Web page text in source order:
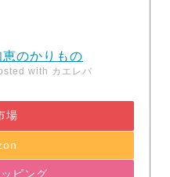
のかりもの
with カエレバ
場
ピング